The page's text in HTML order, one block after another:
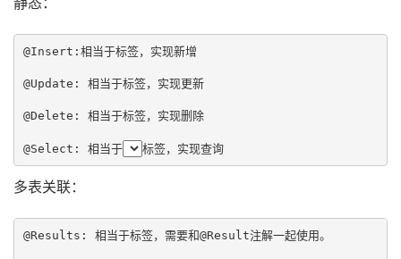
静态：
@Insert:相当于标签，实现新增
@Update: 相当于标签，实现更新
@Delete: 相当于标签，实现删除
@Select: 相当于 标签，实现查询
多表关联：
@Results: 相当于标签，需要和@Result注解一起使用。